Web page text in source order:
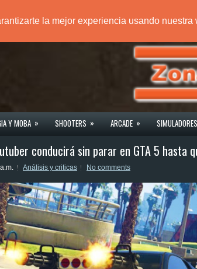
la mejor experiencia usando nuestra
Y MOBA » SHOOTERS » ARCADE » SIMULADORES
conducirá sin parar en GTA 5 hasta
Análisis y criticas No comments